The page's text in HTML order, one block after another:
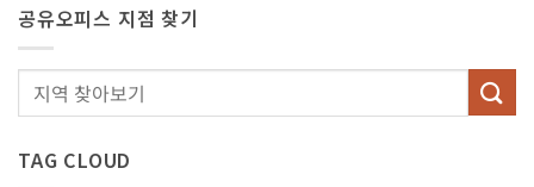
공유오피스 지점 찾기
TAG CLOUD